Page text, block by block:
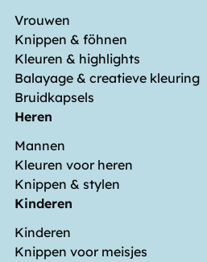
Vrouwen
Knippen & föhnen
Kleuren & highlights
Balayage & creatieve kleuring
Bruidkapsels
Heren
Mannen
Kleuren voor heren
Knippen & stylen
Kinderen
Kinderen
Knippen voor meisjes